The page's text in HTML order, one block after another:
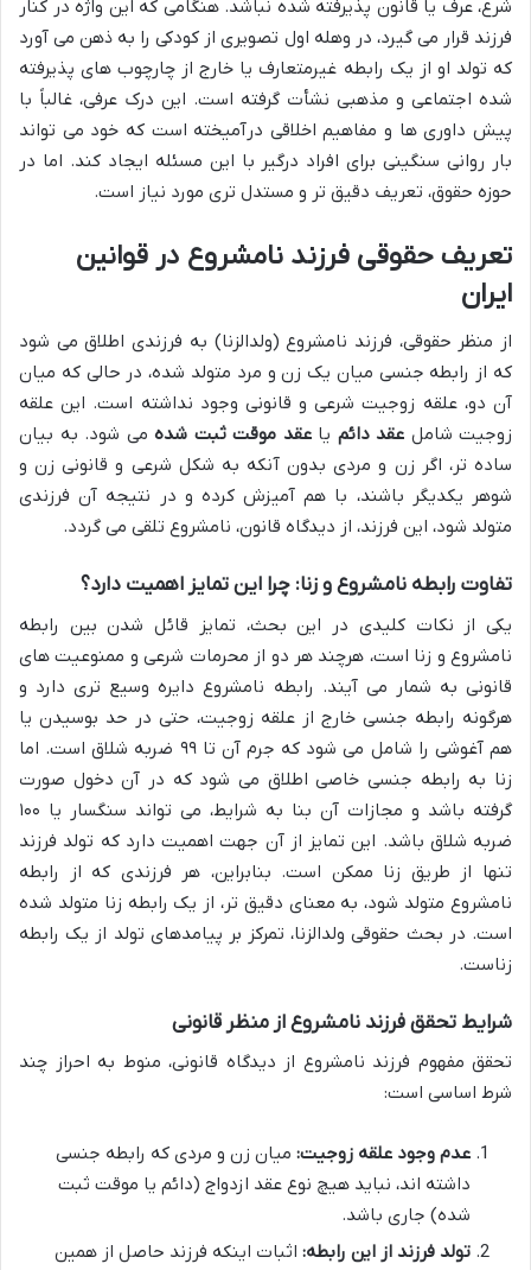
شرع، عرف یا قانون پذیرفته شده نباشد. هنگامی که این واژه در کنار
فرزند قرار می گیرد، در وهله اول تصویری از کودکی را به ذهن می آورد
که تولد او از یک رابطه غیرمتعارف یا خارج از چارچوب های پذیرفته
شده اجتماعی و مذهبی نشأت گرفته است. این درک عرفی، غالباً با
پیش داوری ها و مفاهیم اخلاقی درآمیخته است که خود می تواند
بار روانی سنگینی برای افراد درگیر با این مسئله ایجاد کند. اما در
حوزه حقوق، تعریف دقیق تر و مستدل تری مورد نیاز است.
تعریف حقوقی فرزند نامشروع در قوانین
ایران
از منظر حقوقی، فرزند نامشروع (ولدالزنا) به فرزندی اطلاق می شود
که از رابطه جنسی میان یک زن و مرد متولد شده، در حالی که میان
آن دو، علقه زوجیت شرعی و قانونی وجود نداشته است. این علقه
زوجیت شامل عقد دائم یاعقد موقت ثبت شده می شود. به بیان
ساده تر، اگر زن و مردی بدون آنکه به شکل شرعی و قانونی زن و
شوهر یکدیگر باشند، با هم آمیزش کرده و در نتیجه آن فرزندی
متولد شود، این فرزند، از دیدگاه قانون، نامشروع تلقی می گردد.
تفاوت رابطه نامشروع و زنا: چرا این تمایز اهمیت دارد؟
یکی از نکات کلیدی در این بحث، تمایز قائل شدن بین رابطه
نامشروع و زنا است، هرچند هر دو از محرمات شرعی و ممنوعیت های
قانونی به شمار می آیند. رابطه نامشروع دایره وسیع تری دارد و
هرگونه رابطه جنسی خارج از علقه زوجیت، حتی در حد بوسیدن یا
هم آغوشی را شامل می شود که جرم آن تا ۹۹ ضربه شلاق است. اما
زنا به رابطه جنسی خاصی اطلاق می شود که در آن دخول صورت
گرفته باشد و مجازات آن بنا به شرایط، می تواند سنگسار یا ۱۰۰
ضربه شلاق باشد. این تمایز از آن جهت اهمیت دارد که تولد فرزند
تنها از طریق زنا ممکن است. بنابراین، هر فرزندی که از رابطه
نامشروع متولد شود، به معنای دقیق تر، از یک رابطه زنا متولد شده
است. در بحث حقوقی ولدالزنا، تمرکز بر پیامدهای تولد از یک رابطه
زناست.
شرایط تحقق فرزند نامشروع از منظر قانونی
تحقق مفهوم فرزند نامشروع از دیدگاه قانونی، منوط به احراز چند
شرط اساسی است:
عدم وجود علقه زوجیت: میان زن و مردی که رابطه جنسی
داشته اند، نباید هیچ نوع عقد ازدواج (دائم یا موقت ثبت
شده) جاری باشد.
تولد فرزند از این رابطه: اثبات اینکه فرزند حاصل از همین